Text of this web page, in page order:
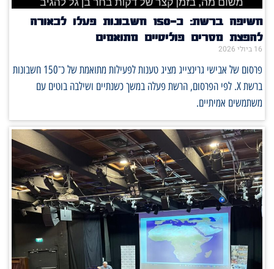
חשיפה ברשת: כ־150 חשבונות פעלו לכאורה
להפצת מסרים פוליטיים מתואמים
16 ביולי 2026
פרסום של אבישי גרינצייג מציג טענות לפעילות מתואמת של כ־150 חשבונות
ברשת X. לפי הפרסום, הרשת פעלה במשך כשנתיים ושילבה בוטים עם
משתמשים אמיתיים.